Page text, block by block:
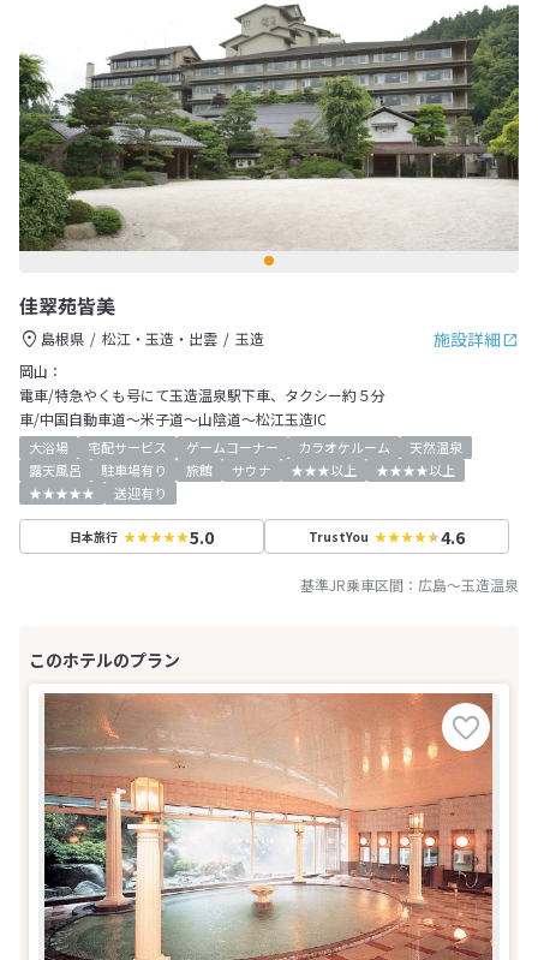
佳翠苑皆美
施設詳細
島根県 松江・玉造・出雲
玉造
岡山：
電車/特急やくも号にて玉造温泉駅下車、タクシー約５分
車/中国自動車道～米子道～山陰道～松江玉造IC
大浴場 宅配サービス ゲームコーナー カラオケルーム
天然温泉
露天風呂
駐車場有り 旅館 サウナ ★★★以上
★★★★以上
★★★★★
送迎有り
日本旅行 5.0 TrustYou 4.6
基準JR乗車区間： 広島～玉造温泉